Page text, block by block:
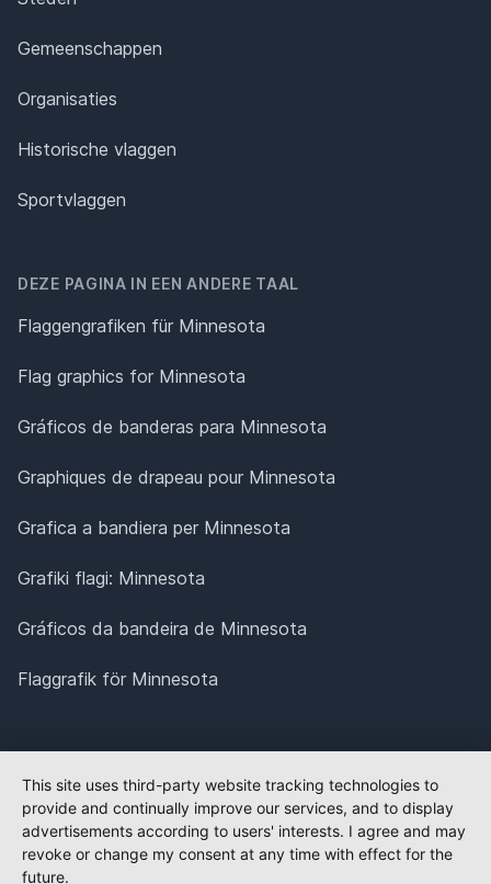
Gemeenschappen
Organisaties
Historische vlaggen
Sportvlaggen
DEZE PAGINA IN EEN ANDERE TAAL
Flaggengrafiken für Minnesota
Flag graphics for Minnesota
Gráficos de banderas para Minnesota
Graphiques de drapeau pour Minnesota
Grafica a bandiera per Minnesota
Grafiki flagi: Minnesota
Gráficos da bandeira de Minnesota
Flaggrafik för Minnesota
This site uses third-party website tracking technologies to
provide and continually improve our services, and to display
advertisements according to users' interests. I agree and may
revoke or change my consent at any time with effect for the
future.